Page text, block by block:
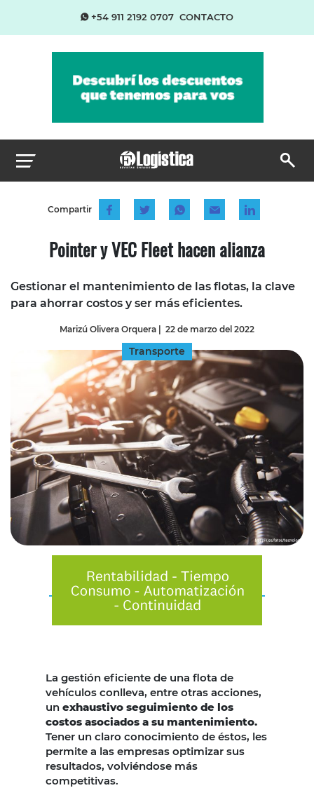
+54 911 2192 0707 CONTACTO
Compartir
Pointer y VEC Fleet hacen alianza
Gestionar el mantenimiento de las flotas, la clave
para ahorrar costos y ser más eficientes.
Marizú Olivera Orquera | 22 de marzo del 2022
Transporte
La gestión eficiente de una flota de
vehículos conlleva, entre otras acciones,
un exhaustivo seguimiento de los
costos asociados a su mantenimiento.
Tener un claro conocimiento de éstos, les
permite a las empresas optimizar sus
resultados, volviéndose más
competitivas.